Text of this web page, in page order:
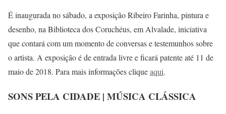
É inaugurada no sábado, a exposição Ribeiro Farinha, pintura e
desenho, na Biblioteca dos Coruchéus, em Alvalade, iniciativa
que contará com um momento de conversas e testemunhos sobre
o artista. A exposição é de entrada livre e ficará patente até 11 de
maio de 2018. Para mais informações cliqueaqui.
SONS PELA CIDADE | MÚSICA CLÁSSICA